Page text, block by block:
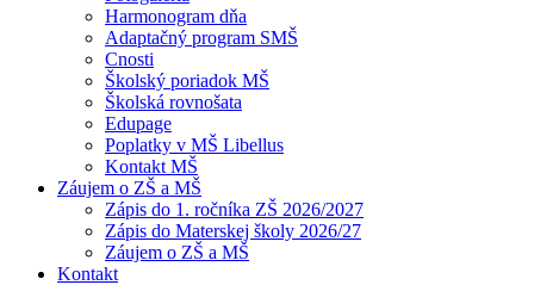
Harmonogram dňa
Adaptačný program SMŠ
Cnosti
Školský poriadok MŠ
Školská rovnošata
Edupage
Poplatky v MŠ Libellus
Kontakt MŠ
Záujem o ZŠ a MŠ
Zápis do 1. ročníka ZŠ 2026/2027
Zápis do Materskej školy 2026/27
Záujem o ZŠ a MŠ
Kontakt